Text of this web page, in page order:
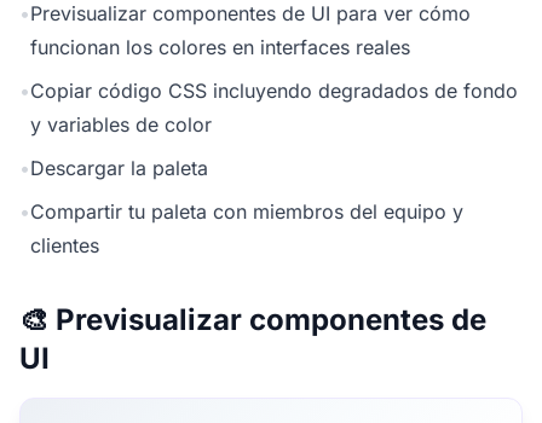
•Previsualizar componentes de UI para ver cómo
funcionan los colores en interfaces reales
•Copiar código CSS incluyendo degradados de fondo
y variables de color
•Descargar la paleta
•Compartir tu paleta con miembros del equipo y
clientes
🎨 Previsualizar componentes de
UI